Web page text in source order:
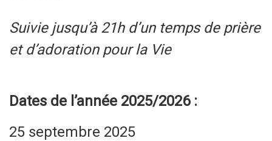
Suivie jusqu’à 21h d’un temps de prière
et d’adoration pour la Vie
Dates de l’année 2025/2026 :
25 septembre 2025